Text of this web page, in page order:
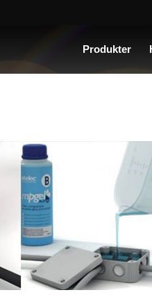
Produkter